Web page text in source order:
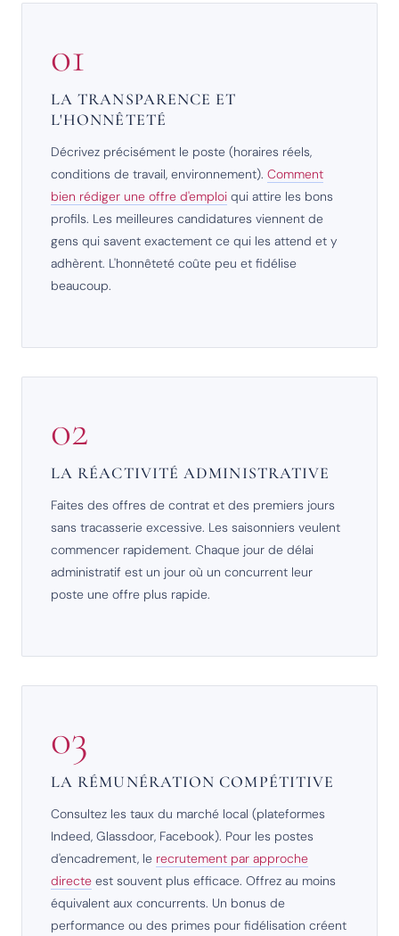
01
LA TRANSPARENCE ET
L'HONNÊTETÉ
Décrivez précisément le poste (horaires réels,
conditions de travail, environnement). Comment
bien rédiger une offre d'emploi qui attire les bons
profils. Les meilleures candidatures viennent de
gens qui savent exactement ce qui les attend et y
adhèrent. L'honnêteté coûte peu et fidélise
beaucoup.
02
LA RÉACTIVITÉ ADMINISTRATIVE
Faites des offres de contrat et des premiers jours
sans tracasserie excessive. Les saisonniers veulent
commencer rapidement. Chaque jour de délai
administratif est un jour où un concurrent leur
poste une offre plus rapide.
03
LA RÉMUNÉRATION COMPÉTITIVE
Consultez les taux du marché local (plateformes
Indeed, Glassdoor, Facebook). Pour les postes
d'encadrement, le recrutement par approche
directe est souvent plus efficace. Offrez au moins
équivalent aux concurrents. Un bonus de
performance ou des primes pour fidélisation créent